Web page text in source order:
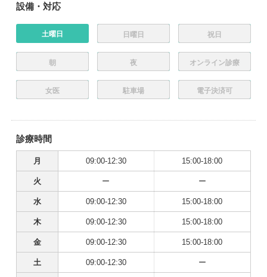
設備・対応
土曜日 日曜日 祝日
朝 夜 オンライン診療
女医 駐車場 電子決済可
診療時間
月 09:00-12:30 15:00-18:00
火 ー ー
水 09:00-12:30 15:00-18:00
木 09:00-12:30 15:00-18:00
金 09:00-12:30 15:00-18:00
土 09:00-12:30 ー